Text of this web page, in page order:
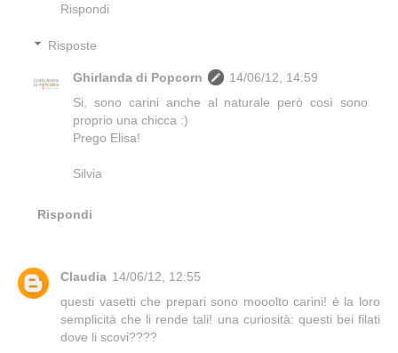
Rispondi
Risposte
Ghirlanda di Popcorn
14/06/12, 14:59
Si, sono carini anche al naturale però così sono
proprio una chicca :)
Prego Elisa!
Silvia
Rispondi
Claudia 14/06/12, 12:55
questi vasetti che prepari sono mooolto carini! è la loro
semplicità che li rende tali! una curiosità: questi bei filati
dove li scovi????